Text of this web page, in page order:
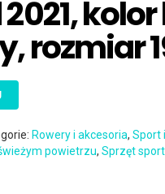
rozmiar
Rowery i akcesoria,Sport
powietrzu,Sprzęt